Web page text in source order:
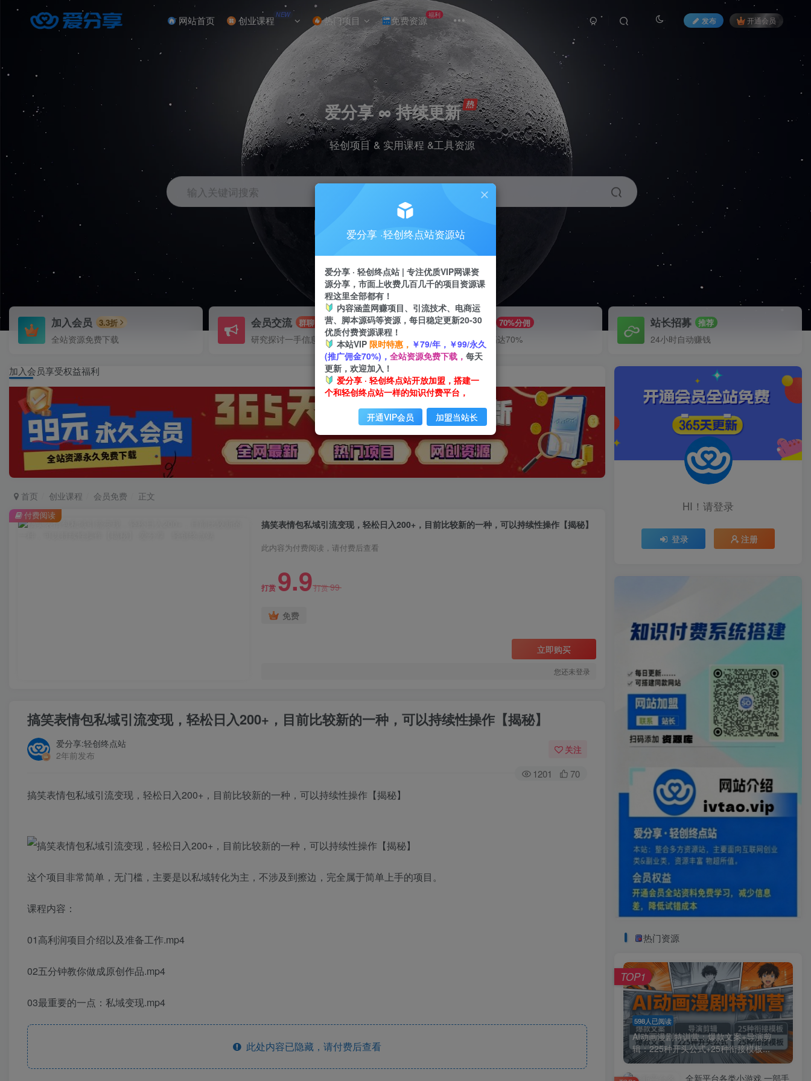
网站首页 创业课程 NEW 热门项目 免费资源福利
发布 开通会员
爱分享 ∞ 持续更新
轻创项目 & 实用课程 &工具资源
输入关键词搜索
挂机 抖音 小红书 快手
加入会员 3.3折
全站资源免费下载
会员交流 群聊
研究探讨一手信息差
推广赚钱 70%分佣
推广返佣高达70%
站长招募 推荐
24小时自动赚钱
加入会员享受权益福利
首页 创业课程 会员免费 正文
搞笑表情包私域引流变现，轻松日入200+，目前比较新的一种，可以持续性操作【揭秘】
此内容为付费阅读，请付费后查看
打赏 9.9打赏99
免费
立即购买
您还未登录
付费阅读
搞笑表情包私域引流变现，轻松日入200+，目前比较新的一种，可以持续性操作【揭秘】
爱分享:轻创终点站
2年前发布
关注
1201 70
搞笑表情包私域引流变现，轻松日入200+，目前比较新的一种，可以持续性操作【揭秘】
这个项目非常简单，无门槛，主要是以私域转化为主，不涉及到擦边，完全属于简单上手的项目。
课程内容：
01高利润项目介绍以及准备工作.mp4
02五分钟教你做成原创作品.mp4
03最重要的一点：私域变现.mp4
此处内容已隐藏，请付费后查看
HI！请登录
登录 注册
热门资源
598人已阅读
AI动画漫剧特训营：爆款文案+导演剪
辑：225种开头公式+25种衔接模板...
TOP1
全新平台各类小游戏 一部手
爱分享 ·轻创终点站资源站
爱分享 · 轻创终点站 | 专注优质VIP网课资
源分享，市面上收费几百几千的项目资源课
程这里全部都有！
内容涵盖网赚项目、引流技术、电商运
营、脚本源码等资源，每日稳定更新20-30
优质付费资源课程！
本站VIP 限时特惠， ￥79/年，￥99/永久
(推广佣金70%)， 全站资源免费下载， 每天
更新，欢迎加入！
爱分享 · 轻创终点站开放加盟，搭建一
个和轻创终点站一样的知识付费平台，
开通VIP会员 加盟当站长